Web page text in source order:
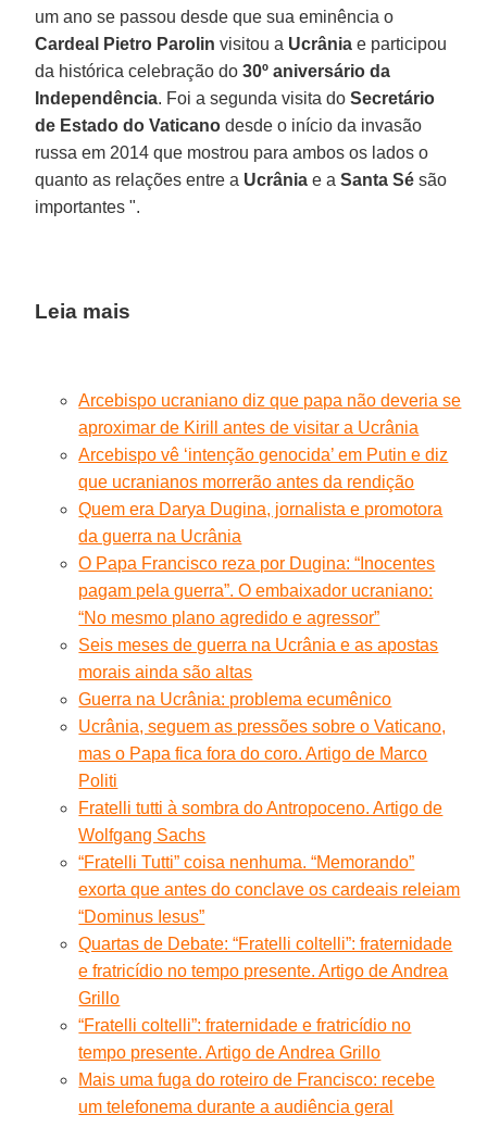
um ano se passou desde que sua eminência o
Cardeal Pietro Parolin visitou a Ucrânia e participou
da histórica celebração do30º aniversário da
Independência. Foi a segunda visita doSecretário
de Estado do Vaticano desde o início da invasão
russa em 2014 que mostrou para ambos os lados o
quanto as relações entre a Ucrânia e aSanta Sé são
importantes ".
Leia mais
Arcebispo ucraniano diz que papa não deveria se
aproximar de Kirill antes de visitar a Ucrânia
Arcebispo vê ‘intenção genocida’ em Putin e diz
que ucranianos morrerão antes da rendição
Quem era Darya Dugina, jornalista e promotora
da guerra na Ucrânia
O Papa Francisco reza por Dugina: “Inocentes
pagam pela guerra”. O embaixador ucraniano:
“No mesmo plano agredido e agressor”
Seis meses de guerra na Ucrânia e as apostas
morais ainda são altas
Guerra na Ucrânia: problema ecumênico
Ucrânia, seguem as pressões sobre o Vaticano,
mas o Papa fica fora do coro. Artigo de Marco
Politi
Fratelli tutti à sombra do Antropoceno. Artigo de
Wolfgang Sachs
“Fratelli Tutti” coisa nenhuma. “Memorando”
exorta que antes do conclave os cardeais releiam
“Dominus Iesus”
Quartas de Debate: “Fratelli coltelli”: fraternidade
e fratricídio no tempo presente. Artigo de Andrea
Grillo
“Fratelli coltelli”: fraternidade e fratricídio no
tempo presente. Artigo de Andrea Grillo
Mais uma fuga do roteiro de Francisco: recebe
um telefonema durante a audiência geral